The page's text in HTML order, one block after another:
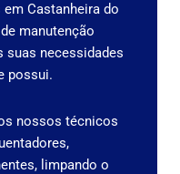
Castanheira do
manutenção
suas necessidades
possui.
nossos técnicos
limpando o